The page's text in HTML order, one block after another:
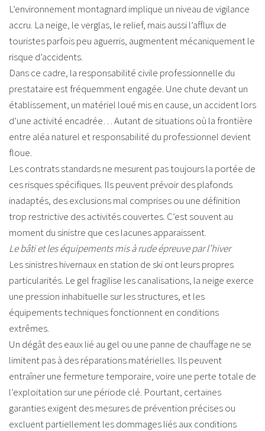
L’environnement montagnard implique un niveau de vigilance
accru. La neige, le verglas, le relief, mais aussi l’afflux de
touristes parfois peu aguerris, augmentent mécaniquement le
risque d’accidents.
Dans ce cadre, la responsabilité civile professionnelle du
prestataire est fréquemment engagée. Une chute devant un
établissement, un matériel loué mis en cause, un accident lors
d’une activité encadrée… Autant de situations où la frontière
entre aléa naturel et responsabilité du professionnel devient
floue.
Les contrats standards ne mesurent pas toujours la portée de
ces risques spécifiques. Ils peuvent prévoir des plafonds
inadaptés, des exclusions mal comprises ou une définition
trop restrictive des activités couvertes. C’est souvent au
moment du sinistre que ces lacunes apparaissent.
Le bâti et les équipements mis à rude épreuve par l’hiver
Les sinistres hivernaux en station de ski ont leurs propres
particularités. Le gel fragilise les canalisations, la neige exerce
une pression inhabituelle sur les structures, et les
équipements techniques fonctionnent en conditions
extrêmes.
Un dégât des eaux lié au gel ou une panne de chauffage ne se
limitent pas à des réparations matérielles. Ils peuvent
entraîner une fermeture temporaire, voire une perte totale de
l’exploitation sur une période clé. Pourtant, certaines
garanties exigent des mesures de prévention précises ou
excluent partiellement les dommages liés aux conditions